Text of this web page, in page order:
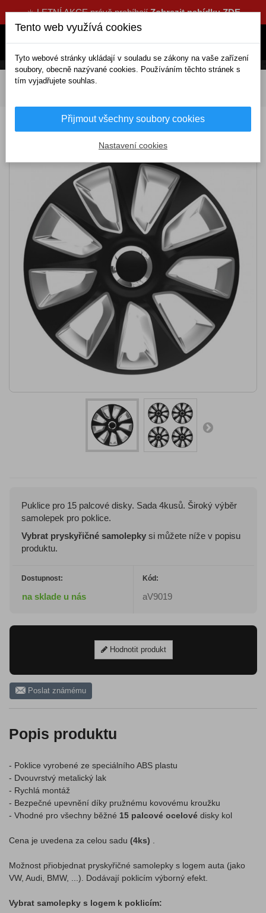
☀️ LETNÍ AKCE právě probíhajíZobrazit nabídku ZDE
DOMOV Exteriérové doplňky
Puklice 15 STRATOS BS
Puklice pro 15 palcové disky. Sada 4kusů. Široký výběr
samolepek pro poklice.
Vybrat pryskyřičné samolepky si můžete níže v popisu
produktu.
Dostupnost:
na sklade u nás
Kód:
aV9019
Hodnotit produkt
Poslat známému
Popis produktu
- Poklice vyrobené ze speciálního ABS plastu
- Dvouvrstvý metalický lak
- Rychlá montáž
- Bezpečné upevnění díky pružnému kovovému kroužku
- Vhodné pro všechny běžné 15 palcové ocelové disky kol
Cena je uvedena za celou sadu (4ks)
Možnost přiobjednat pryskyřičné samolepky s logem auta (jako
VW, Audi, BMW, ...). Dodávají poklicím výborný efekt.
Vybrat samolepky s logem k poklicím:
Tento web využívá cookies
Tyto webové stránky ukládají v souladu se zákony na vaše zařízení
soubory, obecně nazývané cookies. Používáním těchto stránek s
tím vyjadřujete souhlas.
Přijmout všechny soubory cookies
Nastavení cookies